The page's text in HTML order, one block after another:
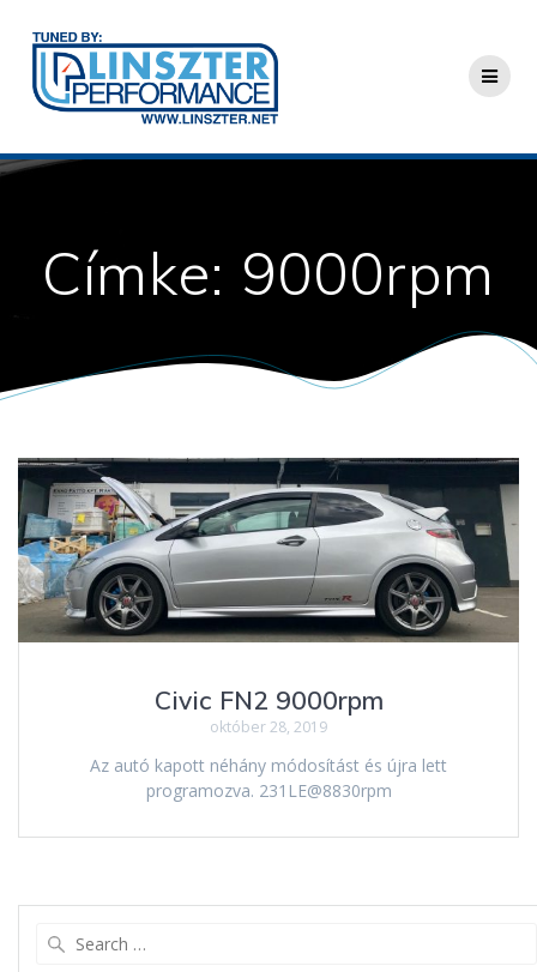
content
Címke: 9000rpm
Civic FN2 9000rpm
október 28, 2019
Az autó kapott néhány módosítást és újra lett
programozva. 231LE@8830rpm